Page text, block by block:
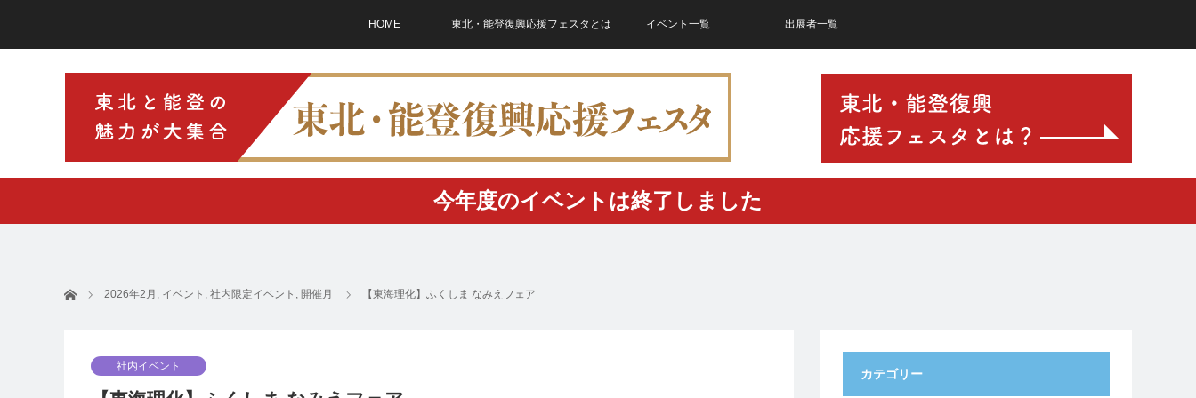
HOME 東北・能登復興応援フェスタとは イベント一覧 出展者一覧
今年度のイベントは終了しました
ホーム 2026年2月 , イベント , 社内限定イベント , 開催月 【東海理化】ふくしま なみえフェア
社内イベント
カテゴリー